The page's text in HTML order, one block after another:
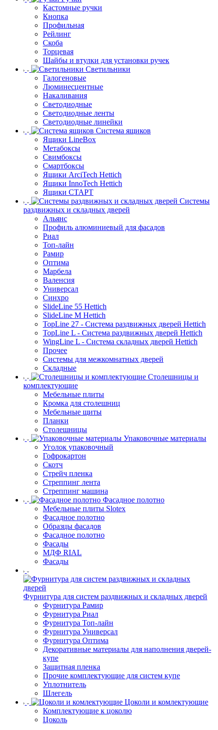
Кастомные ручки
Кнопка
Профильная
Рейлинг
Скоба
Торцевая
Шайбы и втулки для установки ручек
Светильники
Галогеновые
Люминесцентные
Накаливания
Светодиодные
Светодиодные ленты
Светодиодные линейки
Система ящиков
Ящики LineBox
Метабоксы
Свимбоксы
Смартбоксы
Ящики ArciTech Hettich
Ящики InnoTech Hettich
Ящики СТАРТ
Системы
раздвижных и складных дверей
Альянс
Профиль алюминиевый для фасадов
Риал
Топ-лайн
Рамир
Оптима
Марбела
Валенсия
Универсал
Синхро
SlideLine 55 Hettich
SlideLine M Hettich
TopLine 27 - Система раздвижных дверей Hettich
TopLine L - Система раздвижных дверей Hettich
WingLine L - Система складных дверей Hettich
Прочее
Системы для межкомнатных дверей
Складные
Столешницы и
комплектующие
Мебельные плиты
Кромка для столешниц
Мебельные щиты
Планки
Столешницы
Упаковочные материалы
Уголок упаковочный
Гофрокартон
Скотч
Стрейч пленка
Стреппинг лента
Стреппинг машина
Фасадное полотно
Мебельные плиты Slotex
Фасадное полотно
Образцы фасадов
Фасадное полотно
Фасады
МДФ RIAL
Фасады
Фурнитура для систем раздвижных и складных дверей
Фурнитура Рамир
Фурнитура Риал
Фурнитура Топ-лайн
Фурнитура Универсал
Фурнитура Оптима
Декоративные материалы для наполнения дверей-
купе
Защитная пленка
Прочие комплектующие для систем купе
Уплотнитель
Шлегель
Цоколи и комлектующие
Комплектующие к цоколю
Цоколь